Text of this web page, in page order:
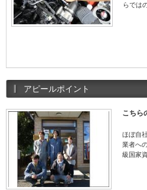
らでは
アピールポイント
こちら
ほぼ自
業者へ
級国家